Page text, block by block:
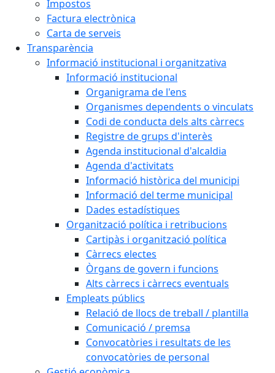
Impostos
Factura electrònica
Carta de serveis
Transparència
Informació institucional i organitzativa
Informació institucional
Organigrama de l'ens
Organismes dependents o vinculats
Codi de conducta dels alts càrrecs
Registre de grups d'interès
Agenda institucional d'alcaldia
Agenda d'activitats
Informació històrica del municipi
Informació del terme municipal
Dades estadístiques
Organització política i retribucions
Cartipàs i organització política
Càrrecs electes
Òrgans de govern i funcions
Alts càrrecs i càrrecs eventuals
Empleats públics
Relació de llocs de treball / plantilla
Comunicació / premsa
Convocatòries i resultats de les
convocatòries de personal